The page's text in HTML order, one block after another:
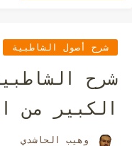
شرح أصول الشاطبية
شرح
الكبير من
وهيب الحاشدي